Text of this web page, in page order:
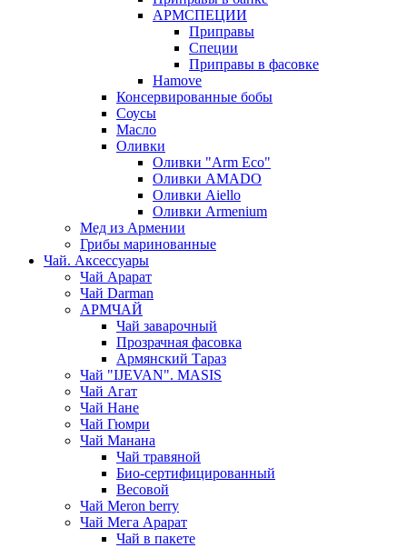
АРМСПЕЦИИ
Приправы
Специи
Приправы в фасовке
Hamove
Консервированные бобы
Соусы
Масло
Оливки
Оливки "Arm Eco"
Оливки AMADO
Оливки Aiello
Оливки Armenium
Мед из Армении
Грибы маринованные
Чай. Аксессуары
Чай Арарат
Чай Darman
АРМЧАЙ
Чай заварочный
Прозрачная фасовка
Армянский Тараз
Чай "IJEVAN". MASIS
Чай Агат
Чай Нане
Чай Гюмри
Чай Манана
Чай травяной
Био-сертифицированный
Весовой
Чай Meron berry
Чай Мега Арарат
Чай в пакете